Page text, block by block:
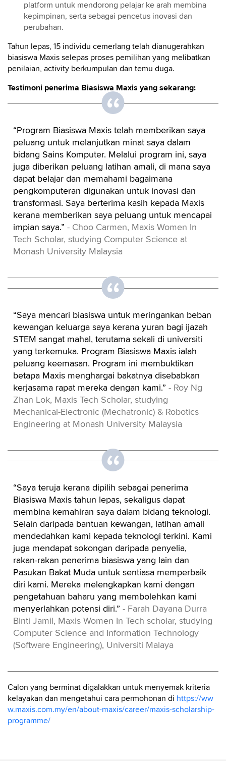
platform untuk mendorong pelajar ke arah membina
kepimpinan, serta sebagai pencetus inovasi dan
perubahan.
Tahun lepas, 15 individu cemerlang telah dianugerahkan
biasiswa Maxis selepas proses pemilihan yang melibatkan
penilaian, activity berkumpulan dan temu duga.
Testimoni penerima Biasiswa Maxis yang sekarang:
“Program Biasiswa Maxis telah memberikan saya
peluang untuk melanjutkan minat saya dalam
bidang Sains Komputer. Melalui program ini, saya
juga diberikan peluang latihan amali, di mana saya
dapat belajar dan memahami bagaimana
pengkomputeran digunakan untuk inovasi dan
transformasi. Saya berterima kasih kepada Maxis
kerana memberikan saya peluang untuk mencapai
impian saya.” - Choo Carmen, Maxis Women In
Tech Scholar, studying Computer Science at
Monash University Malaysia
“Saya mencari biasiswa untuk meringankan beban
kewangan keluarga saya kerana yuran bagi ijazah
STEM sangat mahal, terutama sekali di universiti
yang terkemuka. Program Biasiswa Maxis ialah
peluang keemasan. Program ini membuktikan
betapa Maxis menghargai bakatnya disebabkan
kerjasama rapat mereka dengan kami.” - Roy Ng
Zhan Lok, Maxis Tech Scholar, studying
Mechanical-Electronic (Mechatronic) & Robotics
Engineering at Monash University Malaysia
“Saya teruja kerana dipilih sebagai penerima
Biasiswa Maxis tahun lepas, sekaligus dapat
membina kemahiran saya dalam bidang teknologi.
Selain daripada bantuan kewangan, latihan amali
mendedahkan kami kepada teknologi terkini. Kami
juga mendapat sokongan daripada penyelia,
rakan-rakan penerima biasiswa yang lain dan
Pasukan Bakat Muda untuk sentiasa memperbaik
diri kami. Mereka melengkapkan kami dengan
pengetahuan baharu yang membolehkan kami
menyerlahkan potensi diri.” - Farah Dayana Durra
Binti Jamil, Maxis Women In Tech scholar, studying
Computer Science and Information Technology
(Software Engineering), Universiti Malaya
Calon yang berminat digalakkan untuk menyemak kriteria
kelayakan dan mengetahui cara permohonan di https://ww
w.maxis.com.my/en/about-maxis/career/maxis-scholarship-
programme/